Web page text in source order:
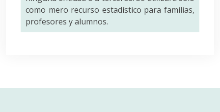
como mero recurso estadístico para familias,
profesores y alumnos.